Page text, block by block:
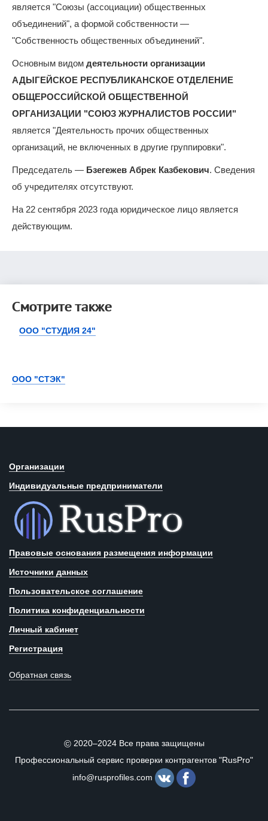
является "Союзы (ассоциации) общественных
объединений", а формой собственности —
"Собственность общественных объединений".
Основным видом деятельности организации
АДЫГЕЙСКОЕ РЕСПУБЛИКАНСКОЕ ОТДЕЛЕНИЕ
ОБЩЕРОССИЙСКОЙ ОБЩЕСТВЕННОЙ
ОРГАНИЗАЦИИ "СОЮЗ ЖУРНАЛИСТОВ РОССИИ"
является "Деятельность прочих общественных
организаций, не включенных в другие группировки".
Председатель — Бзегежев Абрек Казбекович. Сведения
об учредителях отсутствуют.
На 22 сентября 2023 года юридическое лицо является
действующим.
Смотрите также
ООО "СТУДИЯ 24"
ООО "СТЭК"
Организации
Индивидуальные предприниматели
Правовые основания размещения информации
Источники данных
Пользовательское соглашение
Политика конфиденциальности
Личный кабинет
Регистрация
Обратная связь
©2020–2024 Все права защищены
Профессиональный сервис проверки контрагентов "RusPro"
info@rusprofiles.com